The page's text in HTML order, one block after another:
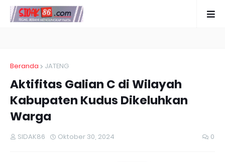
Beranda JATENG
Aktifitas Galian C di Wilayah
Kabupaten Kudus Dikeluhkan
Warga
SIDAK86 Oktober 30, 2024 0